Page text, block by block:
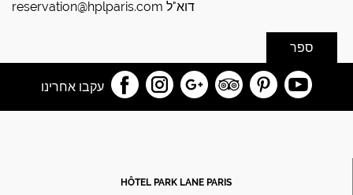
דוא"ל reservation@hplparis.com
ספר
עקבו אחרינו
HÔTEL PARK LANE PARIS